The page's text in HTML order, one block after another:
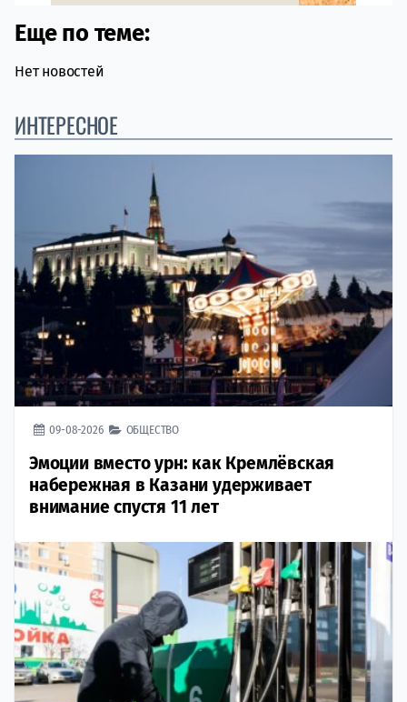
Еще по теме:
Нет новостей
ИНТЕРЕСНОЕ
09-08-2026 ОБЩЕСТВО
Эмоции вместо урн: как Кремлёвская
набережная в Казани удерживает
внимание спустя 11 лет